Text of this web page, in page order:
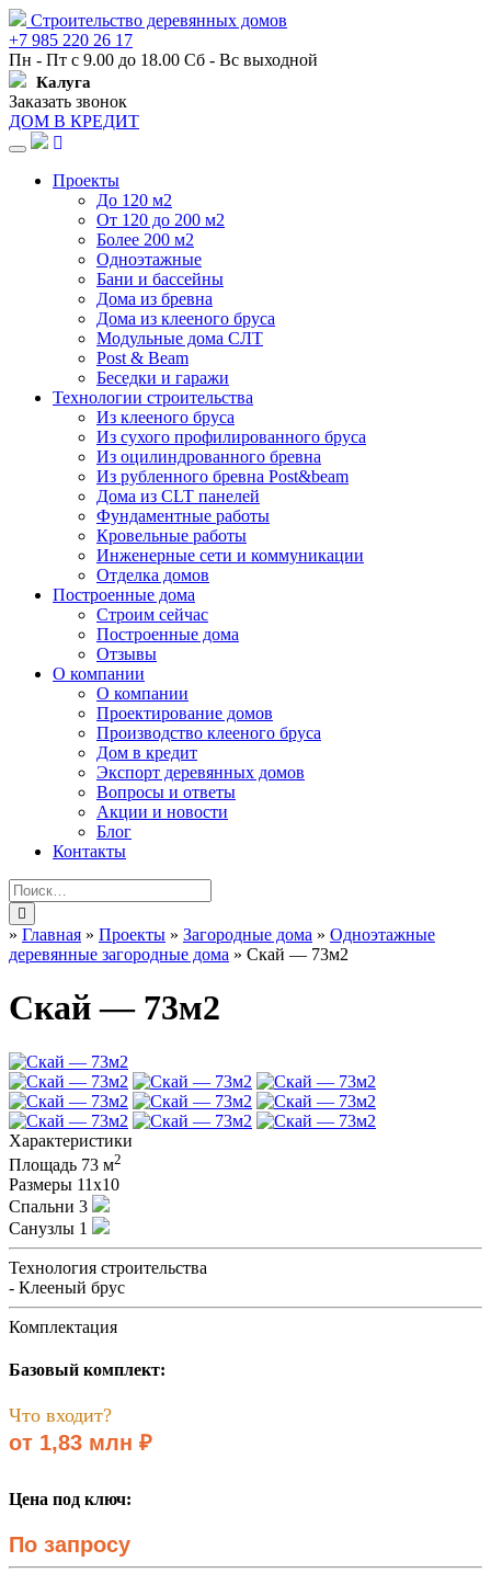
Строительство деревянных домов
+7 985 220 26 17
Пн - Пт с 9.00 до 18.00 Сб - Вс выходной
Калуга
Заказать звонок
ДОМ В КРЕДИТ
Навигация
Проекты
До 120 м2
От 120 до 200 м2
Более 200 м2
Одноэтажные
Бани и бассейны
Дома из бревна
Дома из клееного бруса
Модульные дома СЛТ
Post & Beam
Беседки и гаражи
Технологии строительства
Из клееного бруса
Из сухого профилированного бруса
Из оцилиндрованного бревна
Из рубленного бревна Post&beam
Дома из CLT панелей
Фундаментные работы
Кровельные работы
Инженерные сети и коммуникации
Отделка домов
Построенные дома
Строим сейчас
Построенные дома
Отзывы
О компании
О компании
Проектирование домов
Производство клееного бруса
Дом в кредит
Экспорт деревянных домов
Вопросы и ответы
Акции и новости
Блог
Контакты
» Главная » Проекты » Загородные дома » Одноэтажные
деревянные загородные дома » Скай — 73м2
Скай — 73м2
Характеристики
Площадь 73 м2
Размеры 11х10
Спальни 3
Санузлы 1
Технология строительства
- Клееный брус
Комплектация
Базовый комплект:
Что входит?
от 1,83 млн ₽
Цена под ключ:
По запросу